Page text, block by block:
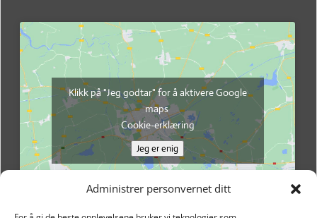
Administrer personvernet ditt
Klikk på "Jeg godtar" for å aktivere Google
maps
Cookie-erklæring
Jeg er enig